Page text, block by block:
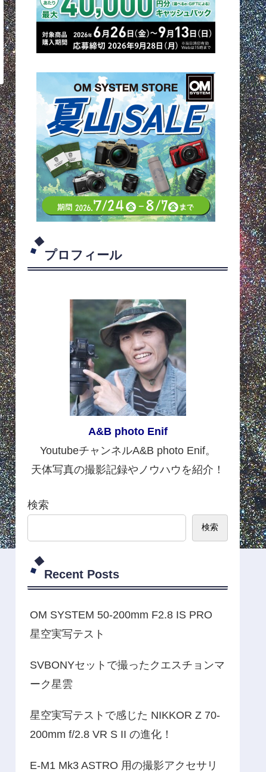
プロフィール
A&B photo Enif
YoutubeチャンネルA&B photo Enif。
天体写真の撮影記録やノウハウを紹介！
検索
検索
Recent Posts
OM SYSTEM 50-200mm F2.8 IS PRO
星空実写テスト
SVBONYセットで撮ったクエスチョンマ
ーク星雲
星空実写テストで感じた NIKKOR Z 70-
200mm f/2.8 VR S II の進化！
E-M1 Mk3 ASTRO 用の撮影アクセサリ